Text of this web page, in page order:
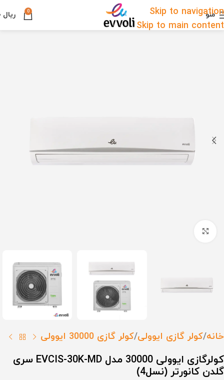
Skip to navigation
Skip to main content
منو 0 ریال
خانه کولر گازی ایوولی کولر گازی 30000 ایوولی
کولرگازی ایوولی 30000 مدل EVCIS-30K-MD سری
گلدن کانورتر (نسل4)